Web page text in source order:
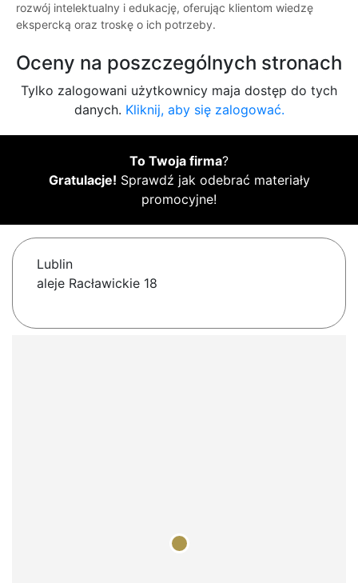
rozwój intelektualny i edukację, oferując klientom wiedzę
ekspercką oraz troskę o ich potrzeby.
Oceny na poszczególnych stronach
Tylko zalogowani użytkownicy maja dostęp do tych
danych. Kliknij, aby się zalogować.
To Twoja firma?
Gratulacje! Sprawdź jak odebrać materiały
promocyjne!
Lublin
aleje Racławickie 18